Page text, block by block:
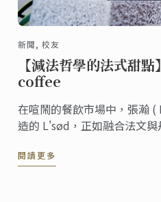
新聞, 校友
【減法哲學的法式甜
coffee
在喧鬧的餐飲市場中，張瀚
造的 L'sød，正如融合法文
點堅持使用的新鮮優質食材
閱讀更多